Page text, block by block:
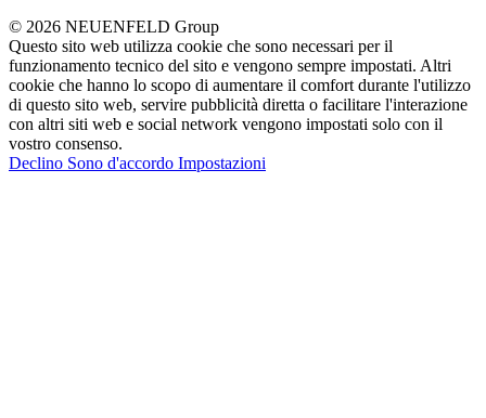
© 2026 NEUENFELD Group
Questo sito web utilizza cookie che sono necessari per il
funzionamento tecnico del sito e vengono sempre impostati. Altri
cookie che hanno lo scopo di aumentare il comfort durante l'utilizzo
di questo sito web, servire pubblicità diretta o facilitare l'interazione
con altri siti web e social network vengono impostati solo con il
vostro consenso.
Declino Sono d'accordo Impostazioni